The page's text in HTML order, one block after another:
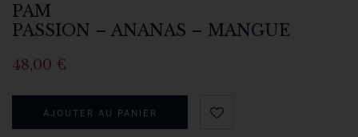
PAM
PASSION – ANANAS – MANGUE
48,00 €
AJOUTER AU PANIER